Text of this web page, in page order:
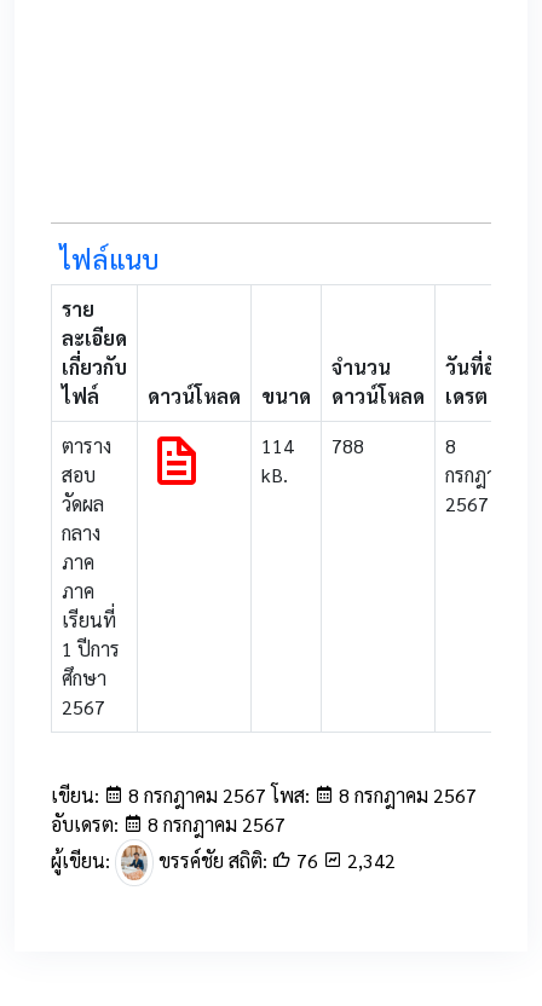
ไฟล์แนบ
ราย
ละเอียด
เกี่ยวกับ
ไฟล์
ดาวน์โหลด ขนาด
จำนวน
ดาวน์โหลด
วันที่อับ
เดรต
ตาราง
สอบ
วัดผล
กลาง
ภาค
ภาค
เรียนที่
1 ปีการ
ศึกษา
2567
114
kB.
788
8
กรกฎาคม
2567
เขียน: 8 กรกฎาคม 2567 โพส:
8 กรกฎาคม 2567
อับเดรต:
8 กรกฎาคม 2567
ผู้เขียน:
ขรรค์ชัย สถิติ: 76 2,342